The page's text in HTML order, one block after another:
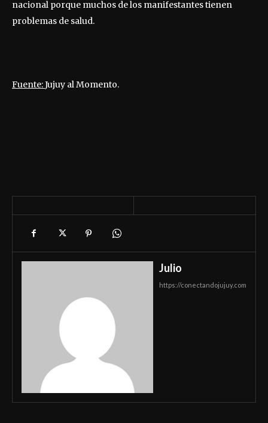
nacional porque muchos de los manifestantes tienen
problemas de salud.
Fuente:Jujuy al Momento.
Julio
https://conectandojujuy.com